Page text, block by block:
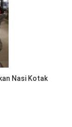
Nasi Kotak